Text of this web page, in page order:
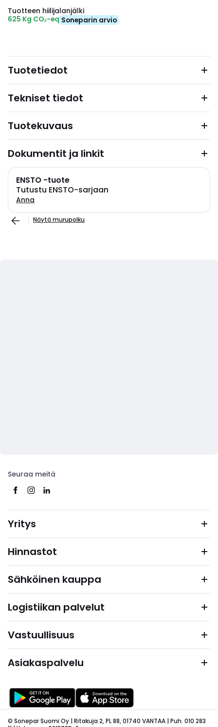
Tuotteen hiilijalanjälki
625 Kg CO₂-eq Soneparin arvio
Tuotetiedot
Tekniset tiedot
Tuotekuvaus
Dokumentit ja linkit
ENSTO -tuote
Tutustu ENSTO-sarjaan
Anna
Näytä murupolku
Seuraa meitä
Yritys
Hinnastot
Sähköinen kauppa
Logistiikan palvelut
Vastuullisuus
Asiakaspalvelu
© Sonepar Suomi Oy | Ritakuja 2, PL 88, 01740 VANTAA | Puh. 010 283